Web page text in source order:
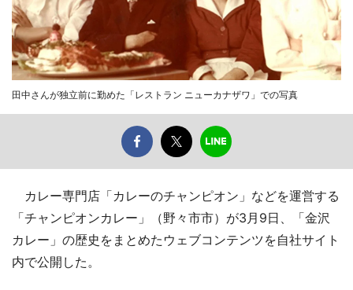
田中さんが独立前に勤めた「レストラン ニューカナザワ」での写真
カレー専門店「カレーのチャンピオン」などを運営する
「チャンピオンカレー」（野々市市）が3月9日、「金沢
カレー」の歴史をまとめたウェブコンテンツを自社サイト
内で公開した。